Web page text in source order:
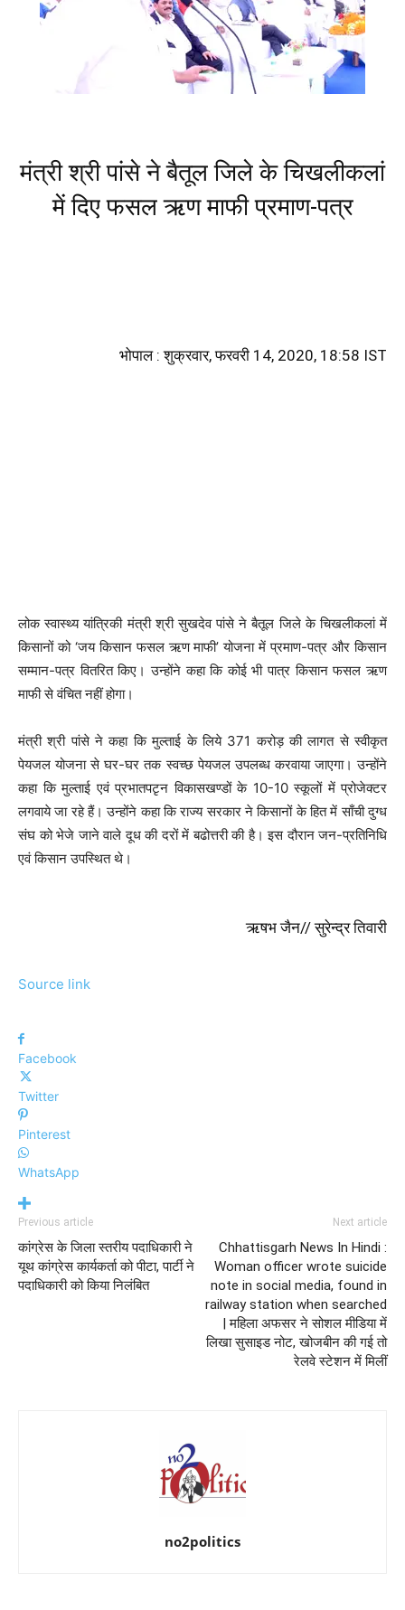
मंत्री श्री पांसे ने बैतूल जिले के चिखलीकलां
में दिए फसल ऋण माफी प्रमाण-पत्र
भोपाल : शुक्रवार, फरवरी 14, 2020, 18:58 IST
लोक स्वास्थ्य यांत्रिकी मंत्री श्री सुखदेव पांसे ने बैतूल जिले के चिखलीकलां में
किसानों को ‘जय किसान फसल ऋण माफी’ योजना में प्रमाण-पत्र और किसान
सम्मान-पत्र वितरित किए। उन्होंने कहा कि कोई भी पात्र किसान फसल ऋण
माफी से वंचित नहीं होगा।
मंत्री श्री पांसे ने कहा कि मुल्ताई के लिये 371 करोड़ की लागत से स्वीकृत
पेयजल योजना से घर-घर तक स्वच्छ पेयजल उपलब्ध करवाया जाएगा। उन्होंने
कहा कि मुल्ताई एवं प्रभातपटृन विकासखण्डों के 10-10 स्कूलों में प्रोजेक्टर
लगवाये जा रहे हैं। उन्होंने कहा कि राज्य सरकार ने किसानों के हित में साँची दुग्ध
संघ को भेजे जाने वाले दूध की दरों में बढोत्तरी की है। इस दौरान जन-प्रतिनिधि
एवं किसान उपस्थित थे।
ऋषभ जैन// सुरेन्द्र तिवारी
Source link
Facebook
Twitter
Pinterest
WhatsApp
Previous article
कांग्रेस के जिला स्तरीय पदाधिकारी ने
यूथ कांग्रेस कार्यकर्ता को पीटा, पार्टी ने
पदाधिकारी को किया निलंबित
Next article
Chhattisgarh News In Hindi :
Woman officer wrote suicide
note in social media, found in
railway station when searched
| महिला अफसर ने सोशल मीडिया में
लिखा सुसाइड नोट, खोजबीन की गई तो
रेलवे स्टेशन में मिलीं
no2politics